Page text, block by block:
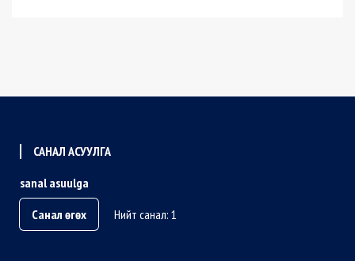
САНАЛ АСУУЛГА
sanal asuulga
Санал өгөх
Нийт санал: 1